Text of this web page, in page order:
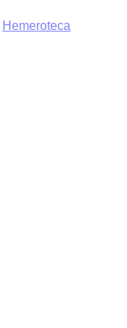
Hemeroteca